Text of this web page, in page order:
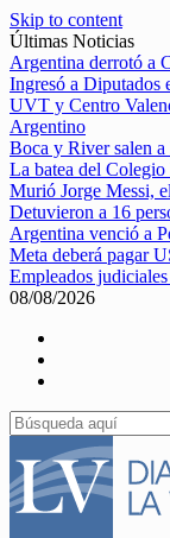
Skip to content
Últimas Noticias
Argentina derrotó a
Ingresó a Diputados
UVT y Centro
Argentino
Boca y River salen a
La batea del
Murió Jorge Messi,
Detuvieron a 16
Argentina venció a
Meta deberá pagar
Empleados
08/08/2026